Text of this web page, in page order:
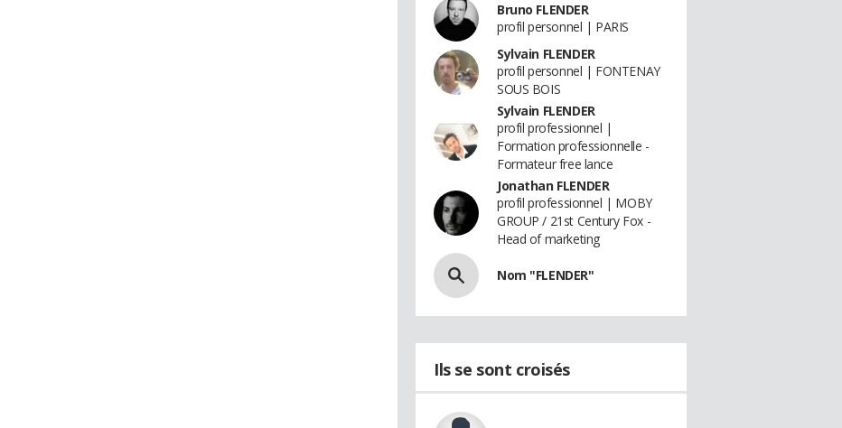
Bruno FLENDER
profil personnel | PARIS
Sylvain FLENDER
profil personnel | FONTENAY
SOUS BOIS
Sylvain FLENDER
profil professionnel |
Formation professionnelle -
Formateur free lance
Jonathan FLENDER
profil professionnel | MOBY
GROUP / 21st Century Fox -
Head of marketing
Nom "FLENDER"
Ils se sont croisés